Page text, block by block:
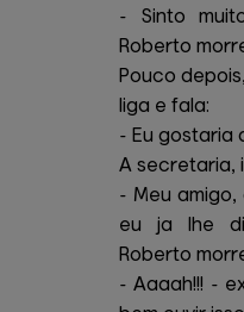
- Sinto
Roberto
Pouco
liga e fala:
- Eu gostaria
A secretaria,
- Meu
eu ja lhe
Roberto
- Aaaah!!! -